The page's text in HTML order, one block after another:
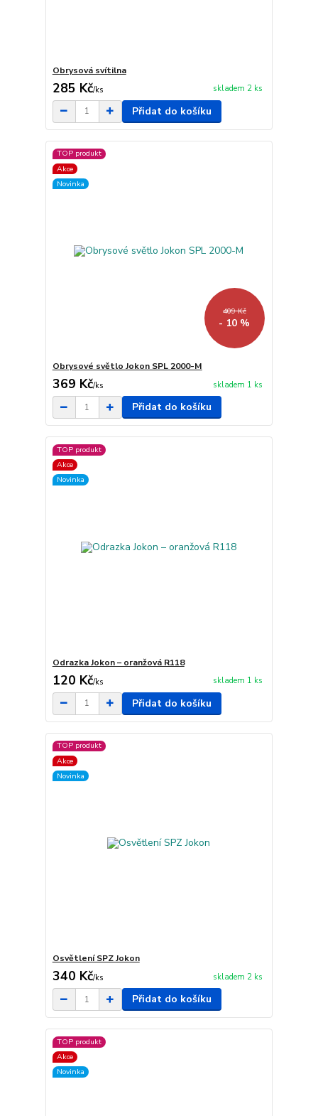
Obrysová svítilna
285 Kč/ks skladem 2 ks
Přidat do košíku
TOP produkt
Akce
Novinka
409 Kč
- 10 %
Obrysové světlo Jokon SPL 2000-M
369 Kč/ks skladem 1 ks
Přidat do košíku
TOP produkt
Akce
Novinka
Odrazka Jokon – oranžová R118
120 Kč/ks skladem 1 ks
Přidat do košíku
TOP produkt
Akce
Novinka
Osvětlení SPZ Jokon
340 Kč/ks skladem 2 ks
Přidat do košíku
TOP produkt
Akce
Novinka